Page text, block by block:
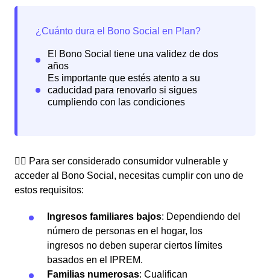
👉🏼 Para ser considerado consumidor vulnerable y
acceder al Bono Social, necesitas cumplir con uno de
estos requisitos:
Ingresos familiares bajos: Dependiendo del
número de personas en el hogar, los
ingresos no deben superar ciertos límites
basados en el IPREM.
Familias numerosas: Cualifican